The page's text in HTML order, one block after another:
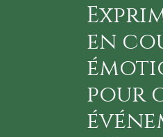
en
pour